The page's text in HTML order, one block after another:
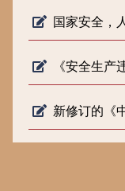
国家安全，
《安全生产违
新修订的《中